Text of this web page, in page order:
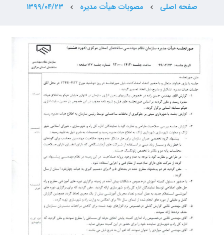
صفحه اصلی chevron_left مصوبات هیأت مدیره chevron_left ۱۳۹۹/۰۴/۲۳